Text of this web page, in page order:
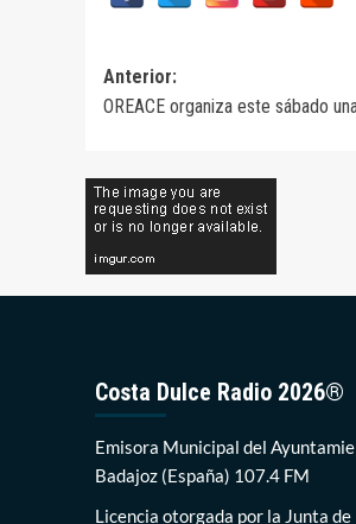
Navegación
de
Anterior:
OREACE organiza este sábado
Costa Dulce Radio 2026®
Emisora Municipal del
Badajoz (España) 107.4 FM
Licencia otorgada por la Junta